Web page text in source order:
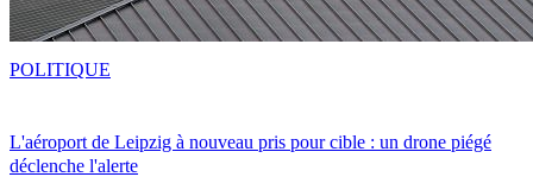
L'aéroport de Leipzig à nouveau pris pour cible : un drone piégé
déclenche l'alerte
POLITIQUE